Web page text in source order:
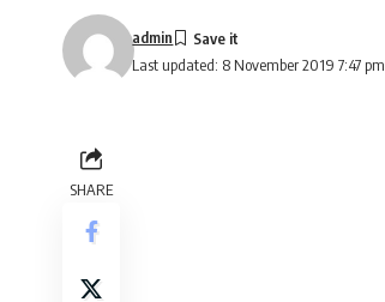
Last updated: 8 November 2019 7:47 pm
admin
SHARE